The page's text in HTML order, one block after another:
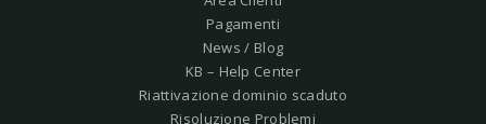
Pagamenti
News / Blog
KB – Help Center
Riattivazione dominio scaduto
Risoluzione Problemi